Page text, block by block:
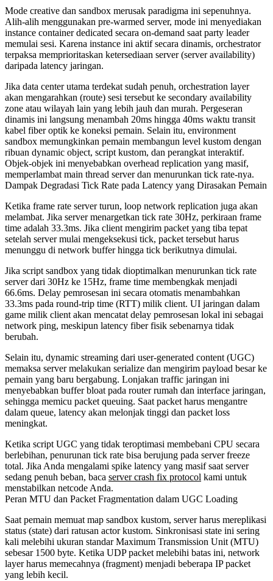
Mode creative dan sandbox merusak paradigma ini sepenuhnya.
Alih-alih menggunakan pre-warmed server, mode ini menyediakan
instance container dedicated secara on-demand saat party leader
memulai sesi. Karena instance ini aktif secara dinamis, orchestrator
terpaksa memprioritaskan ketersediaan server (server availability)
daripada latency jaringan.
Jika data center utama terdekat sudah penuh, orchestration layer
akan mengarahkan (route) sesi tersebut ke secondary availability
zone atau wilayah lain yang lebih jauh dan murah. Pergeseran
dinamis ini langsung menambah 20ms hingga 40ms waktu transit
kabel fiber optik ke koneksi pemain. Selain itu, environment
sandbox memungkinkan pemain membangun level kustom dengan
ribuan dynamic object, script kustom, dan perangkat interaktif.
Objek-objek ini menyebabkan overhead replication yang masif,
memperlambat main thread server dan menurunkan tick rate-nya.
Dampak Degradasi Tick Rate pada Latency yang Dirasakan Pemain
Ketika frame rate server turun, loop network replication juga akan
melambat. Jika server menargetkan tick rate 30Hz, perkiraan frame
time adalah 33.3ms. Jika client mengirim packet yang tiba tepat
setelah server mulai mengeksekusi tick, packet tersebut harus
menunggu di network buffer hingga tick berikutnya dimulai.
Jika script sandbox yang tidak dioptimalkan menurunkan tick rate
server dari 30Hz ke 15Hz, frame time membengkak menjadi
66.6ms. Delay pemrosesan ini secara otomatis menambahkan
33.3ms pada round-trip time (RTT) milik client. UI jaringan dalam
game milik client akan mencatat delay pemrosesan lokal ini sebagai
network ping, meskipun latency fiber fisik sebenarnya tidak
berubah.
Selain itu, dynamic streaming dari user-generated content (UGC)
memaksa server melakukan serialize dan mengirim payload besar ke
pemain yang baru bergabung. Lonjakan traffic jaringan ini
menyebabkan buffer bloat pada router rumah dan interface jaringan,
sehingga memicu packet queuing. Saat packet harus mengantre
dalam queue, latency akan melonjak tinggi dan packet loss
meningkat.
Ketika script UGC yang tidak teroptimasi membebani CPU secara
berlebihan, penurunan tick rate bisa berujung pada server freeze
total. Jika Anda mengalami spike latency yang masif saat server
sedang penuh beban, baca server crash fix protocol kami untuk
menstabilkan netcode Anda.
Peran MTU dan Packet Fragmentation dalam UGC Loading
Saat pemain memuat map sandbox kustom, server harus mereplikasi
status (state) dari ratusan actor kustom. Sinkronisasi state ini sering
kali melebihi ukuran standar Maximum Transmission Unit (MTU)
sebesar 1500 byte. Ketika UDP packet melebihi batas ini, network
layer harus memecahnya (fragment) menjadi beberapa IP packet
yang lebih kecil.